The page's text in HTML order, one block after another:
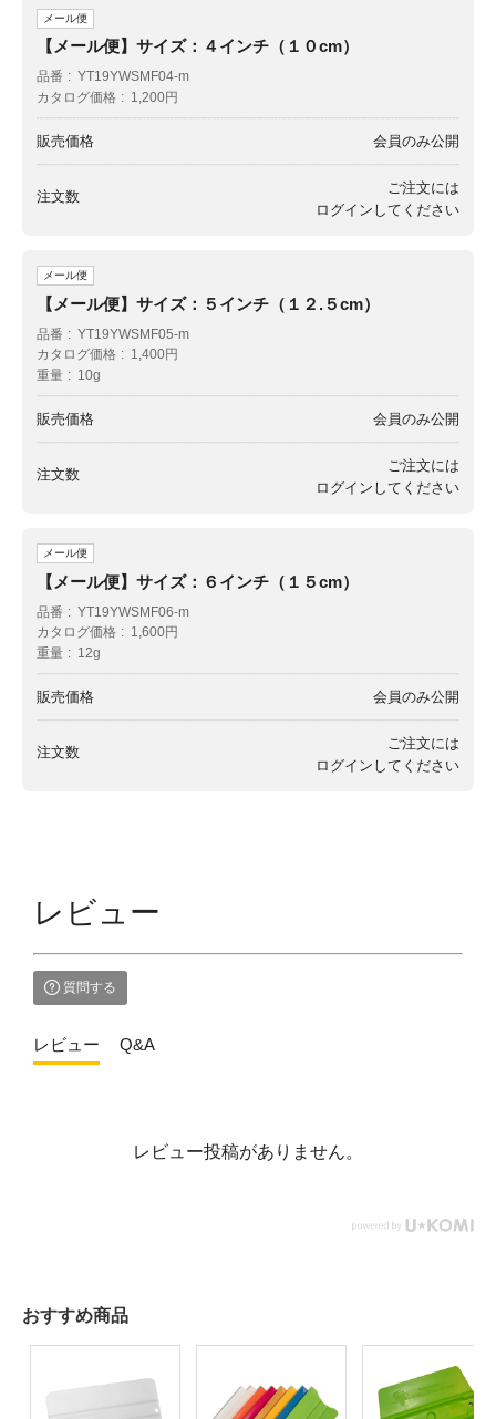
メール便
【メール便】サイズ：４インチ（１０cm）
品番
YT19YWSMF04-m
カタログ価格
1,200円
販売価格 会員のみ公開
注文数
ご注文には
ログイン してください
メール便
【メール便】サイズ：５インチ（１２.５cm）
品番
YT19YWSMF05-m
カタログ価格
1,400円
重量
10g
販売価格 会員のみ公開
注文数
ご注文には
ログイン してください
メール便
【メール便】サイズ：６インチ（１５cm）
品番
YT19YWSMF06-m
カタログ価格
1,600円
重量
12g
販売価格 会員のみ公開
注文数
ご注文には
ログイン してください
レビュー
質問する
レビュー Q&A
レビュー投稿がありません。
おすすめ商品